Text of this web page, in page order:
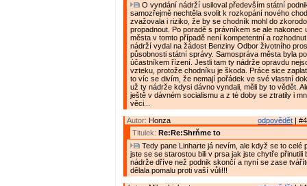
O vyndání nádrží usiloval především státní
samozřejmě nechtěla svolit k rozkopání nového
zvažovala i riziko, že by se chodník mohl do
propadnout. Po poradě s právníkem se ale nakonec
města v tomto případě není kompetentní a
nádrží vydal na žádost Benziny Odbor životního
působnosti státní správy. Samospráva města byla
účastníkem řízení. Jestli tam ty nádrže opravdu
vzteku, protože chodníku je škoda. Práce sice
to víc se divím, že nemají pořádek ve své vlastní
už ty nádrže kdysi dávno vyndali, měli by to vědět.
ještě v dávném socialismu a z té doby se ztratily i
věci...
odpovědět |
Autor: Honza
Titulek: Re:Re:Shrňme to
Tedy pane Linharte já nevím, ale když se to celé
jste se se starostou bili v prsa jak jste chytře přinutili
nádrže dříve než podnik skončí a nyní se zase
dělala pomalu proti vaší vůli!!!